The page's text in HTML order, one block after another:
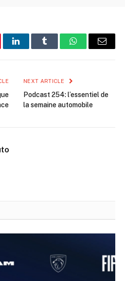
LinkedInTumblr WhatsAppEmail
NEXT ARTICLE
Podcast 254: l’essentiel de
la semaine automobile